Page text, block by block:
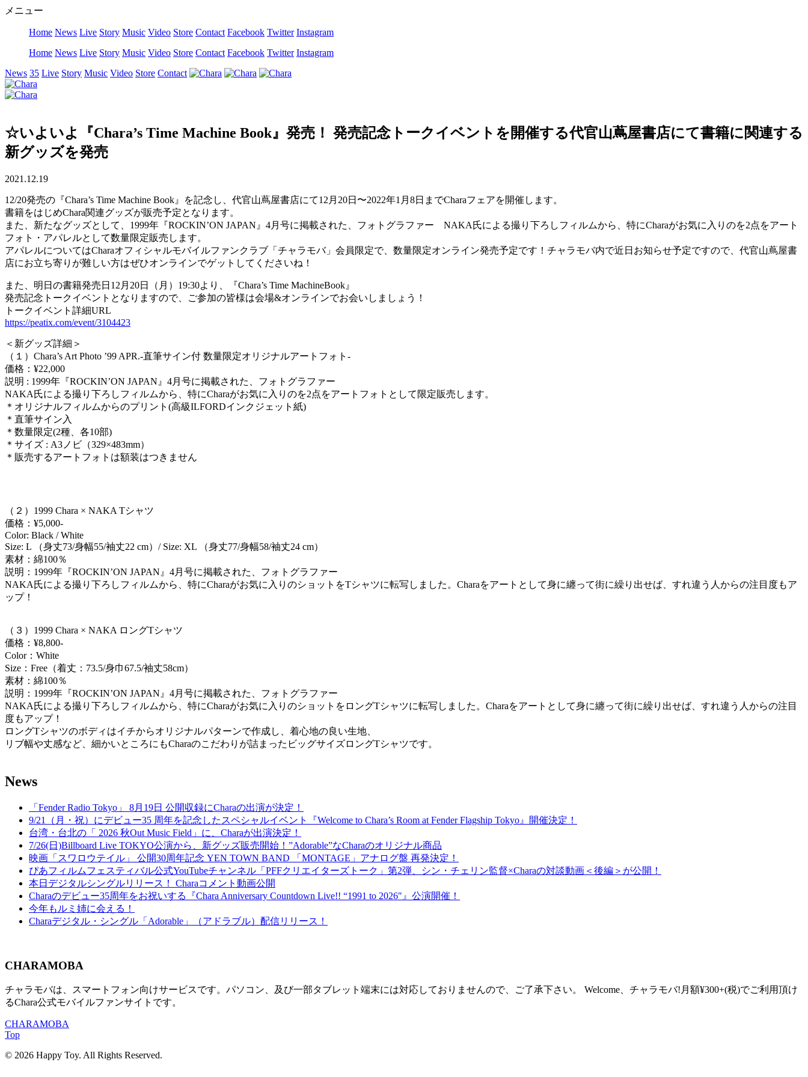
メニュー
Home News Live Story Music Video Store Contact Facebook Twitter Instagram
Home News Live Story Music Video Store Contact Facebook Twitter Instagram
News 35 Live Story Music Video Store Contact
☆いよいよ『Chara’s Time Machine Book』発売！ 発売記念トークイベントを開催する代官山蔦屋書店にて書籍に関連する
新グッズを発売
2021.12.19
12/20発売の『Chara’s Time Machine Book』を記念し、代官山蔦屋書店にて12月20日〜2022年1月8日までCharaフェアを開催します。
書籍をはじめChara関連グッズが販売予定となります。
また、新たなグッズとして、1999年『ROCKIN’ON JAPAN』4月号に掲載された、フォトグラファー NAKA氏による撮り下ろしフィルムから、特にCharaがお気に入りのを2点をアート
フォト・アパレルとして数量限定販売します。
アパレルについてはCharaオフィシャルモバイルファンクラブ「チャラモバ」会員限定で、数量限定オンライン発売予定です！チャラモバ内で近日お知らせ予定ですので、代官山蔦屋書
店にお立ち寄りが難しい方はぜひオンラインでゲットしてくださいね！
また、明日の書籍発売日12月20日（月）19:30より、『Chara’s Time MachineBook』
発売記念トークイベントとなりますので、ご参加の皆様は会場&オンラインでお会いしましょう！
トークイベント詳細URL
https://peatix.com/event/3104423
＜新グッズ詳細＞
（１）Chara’s Art Photo ’99 APR.-直筆サイン付 数量限定オリジナルアートフォト-
価格：¥22,000
説明 : 1999年『ROCKIN’ON JAPAN』4月号に掲載された、フォトグラファー
NAKA氏による撮り下ろしフィルムから、特にCharaがお気に入りのを2点をアートフォトとして限定販売します。
＊オリジナルフィルムからのプリント(高級ILFORDインクジェット紙)
＊直筆サイン入
＊数量限定(2種、各10部)
＊サイズ : A3ノビ（329×483mm）
＊販売するアートフォトは額装はつきません
（２）1999 Chara × NAKA Tシャツ
価格：¥5,000-
Color: Black / White
Size: L （身丈73/身幅55/袖丈22 cm）/ Size: XL （身丈77/身幅58/袖丈24 cm）
素材：綿100％
説明：1999年『ROCKIN’ON JAPAN』4月号に掲載された、フォトグラファー
NAKA氏による撮り下ろしフィルムから、特にCharaがお気に入りのショットをTシャツに転写しました。Charaをアートとして身に纏って街に繰り出せば、すれ違う人からの注目度もア
ップ！
（３）1999 Chara × NAKA ロングTシャツ
価格：¥8,800-
Color：White
Size：Free（着丈：73.5/身巾67.5/袖丈58cm）
素材：綿100％
説明：1999年『ROCKIN’ON JAPAN』4月号に掲載された、フォトグラファー
NAKA氏による撮り下ろしフィルムから、特にCharaがお気に入りのショットをロングTシャツに転写しました。Charaをアートとして身に纏って街に繰り出せば、すれ違う人からの注目
度もアップ！
ロングTシャツのボディはイチからオリジナルパターンで作成し、着心地の良い生地、
リブ幅や丈感など、細かいところにもCharaのこだわりが詰まったビッグサイズロングTシャツです。
News
「Fender Radio Tokyo」 8月19日 公開収録にCharaの出演が決定！
9/21（月・祝）にデビュー35 周年を記念したスペシャルイベント『Welcome to Chara’s Room at Fender Flagship Tokyo』開催決定！
台湾・台北の「 2026 秋Out Music Field」に、Charaが出演決定！
7/26(日)Billboard Live TOKYO公演から、新グッズ販売開始！”Adorable”なCharaのオリジナル商品
映画「スワロウテイル」 公開30周年記念 YEN TOWN BAND 「MONTAGE」アナログ盤 再発決定！
ぴあフィルムフェスティバル公式YouTubeチャンネル「PFFクリエイターズトーク」第2弾、シン・チェリン監督×Charaの対談動画＜後編＞が公開！
本日デジタルシングルリリース！ Charaコメント動画公開
Charaのデビュー35周年をお祝いする『Chara Anniversary Countdown Live!! “1991 to 2026″』公演開催！
今年もルミ姉に会える！
Charaデジタル・シングル「Adorable」（アドラブル）配信リリース！
CHARAMOBA
チャラモバは、スマートフォン向けサービスです。パソコン、及び一部タブレット端末には対応しておりませんので、ご了承下さい。 Welcome、チャラモバ!月額¥300+(税)でご利用頂け
るChara公式モバイルファンサイトです。
CHARAMOBA
Top
© 2026 Happy Toy. All Rights Reserved.